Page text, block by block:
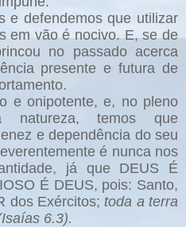
e defendemos que utilizar
em vão é nocivo. E, se de
no passado acerca
presente e futura de
e onipotente, e, no pleno
natureza, temos que
e dependência do seu
é nunca nos
já que DEUS É
É DEUS, pois: Santo,
dos Exércitos; toda a terra
6.3).